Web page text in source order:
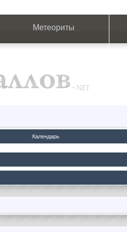
Метеориты
Календарь